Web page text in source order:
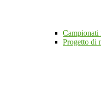
Campionati
Progetto di